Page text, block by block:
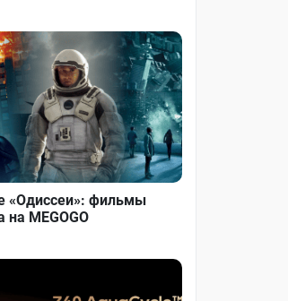
«Одиссеи»: фильмы
MEGOGO